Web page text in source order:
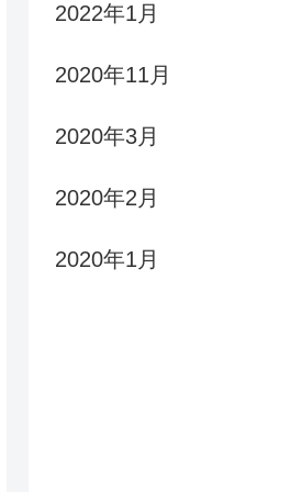
2022年1月
2020年11月
2020年3月
2020年2月
2020年1月